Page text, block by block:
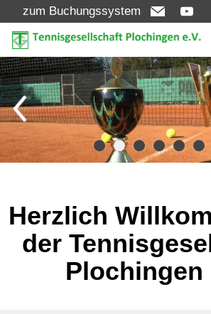
zum Buchungssystem
Aktuelles
Meldungen
Termine
Verein
Mannschaften
Turniere
Wer ist der Beste?
Turnierübersicht
Herzlich
der
Plochingen